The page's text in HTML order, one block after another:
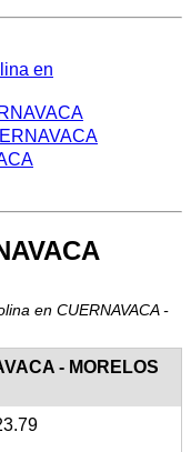
en
en CUERNAVACA -
- MORELOS